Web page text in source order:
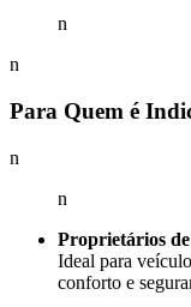
n
n
Para Quem é
n
n
Proprietários
Ideal para
conforto e